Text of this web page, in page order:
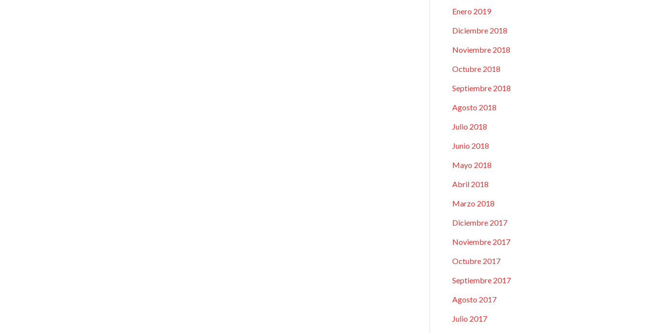
Enero 2019
Diciembre 2018
Noviembre 2018
Octubre 2018
Septiembre 2018
Agosto 2018
Julio 2018
Junio 2018
Mayo 2018
Abril 2018
Marzo 2018
Diciembre 2017
Noviembre 2017
Octubre 2017
Septiembre 2017
Agosto 2017
Julio 2017